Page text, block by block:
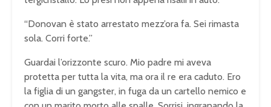
“Donovan è stato arrestato mezz’ora fa. Sei rimasta
sola. Corri forte.”
Guardai l’orizzonte scuro. Mio padre mi aveva
protetta per tutta la vita, ma ora il re era caduto. Ero
la figlia di un gangster, in fuga da un cartello nemico e